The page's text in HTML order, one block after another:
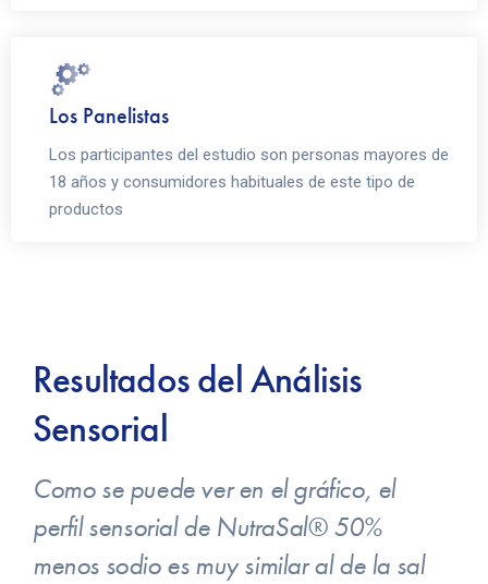
Los Panelistas
Los participantes del estudio son personas mayores de
18 años y consumidores habituales de este tipo de
productos
Resultados del Análisis
Sensorial
Como se puede ver en el gráfico, el
perfil sensorial de NutraSal® 50%
menos sodio es muy similar al de la sal